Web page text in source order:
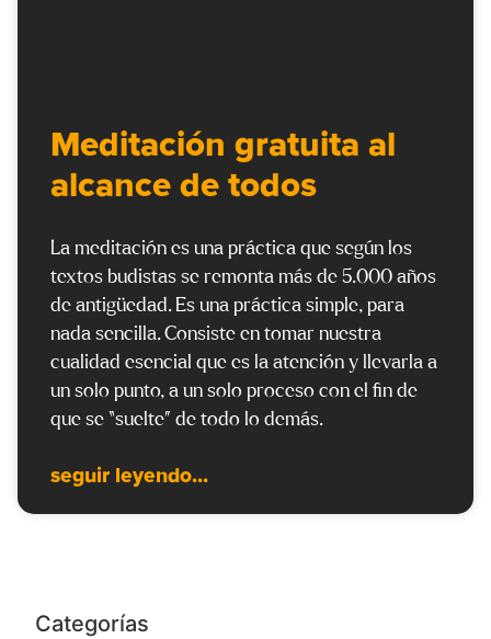
Meditación gratuita al
alcance de todos
La meditación es una práctica que según los
textos budistas se remonta más de 5.000 años
de antigüedad. Es una práctica simple, para
nada sencilla. Consiste en tomar nuestra
cualidad esencial que es la atención y llevarla a
un solo punto, a un solo proceso con el fin de
que se “suelte” de todo lo demás.
seguir leyendo...
Categorías